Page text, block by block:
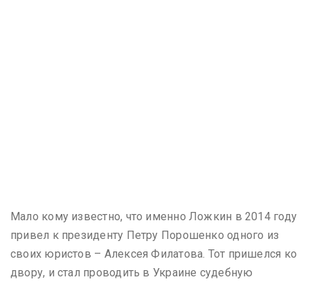
Мало кому известно, что именно Ложкин в 2014 году
привел к президенту Петру Порошенко одного из
своих юристов – Алексея Филатова. Тот пришелся ко
двору, и стал проводить в Украине судебную